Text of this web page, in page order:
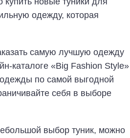
одежду, которая
самую лучшую одежду
каталоге «Big Fashion Style»
по самой выгодной
себя в выборе
выбор туник, можно